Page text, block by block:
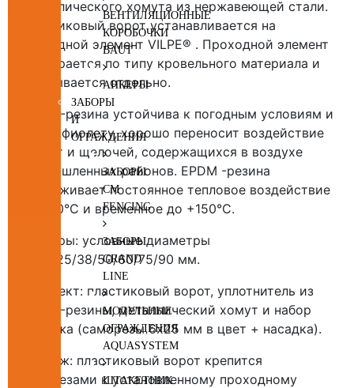
ВЕНТИЛЯЦИОННЫЕ
КОРОБОЧКИ
BAUT
АНКЕРЫ
ЗАБОРЫ
И
ОГРАЖДЕНИЯ
ЗАБОРЫ
CM
FENCING
ЗАБОРЫ
GRAND
LINE
МОДУЛЬНЫЕ
ОГРАЖДЕНИЯ
AQUASYSTEM
ШТАКЕТНИК
металлического хомута из нержавеющей стали.
Пластиковый ворот устанавливается на
проходной элемент VILPE® . Проходной элемент
подбирается по типу кровельного материала и
заказывается отдельно.
EPDM -резина устойчива к погодным условиям и
ультрафиолету, хорошо переносит воздействие
кислот и щелочей, содержащихся в воздухе
промышленных районов. EPDM -резина
выдерживает постоянное тепловое воздействие
до +90°C и временное до +150°C.
Размеры: условные диаметры
12/19/25/38/50/60/75/90 мм.
Комплект: пластиковый ворот, уплотнитель из
EPDM -резины, металлический хомут и набор
крепежа (саморезы 6x25 мм в цвет + насадка).
Монтаж: пластиковый ворот крепится
саморезами к установленному проходному